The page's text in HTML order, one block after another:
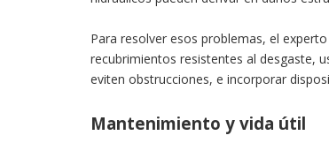
Para resolver esos problemas, el
recubrimientos resistentes al desgaste,
eviten obstrucciones, e incorporar
Mantenimiento y vida útil